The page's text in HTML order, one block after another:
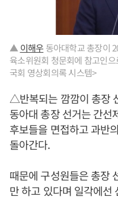
▲ 이해우 동아대학교 총장이
육소위원회 청문회에 참고인
국회 영상회의록 시스템>
△반복되는 깜깜이 총장
동아대 총장 선거는 간선
후보들을 면접하고 과반
돌아간다.
때문에 구성원들은 총장
만 하고 있다며 일각에선